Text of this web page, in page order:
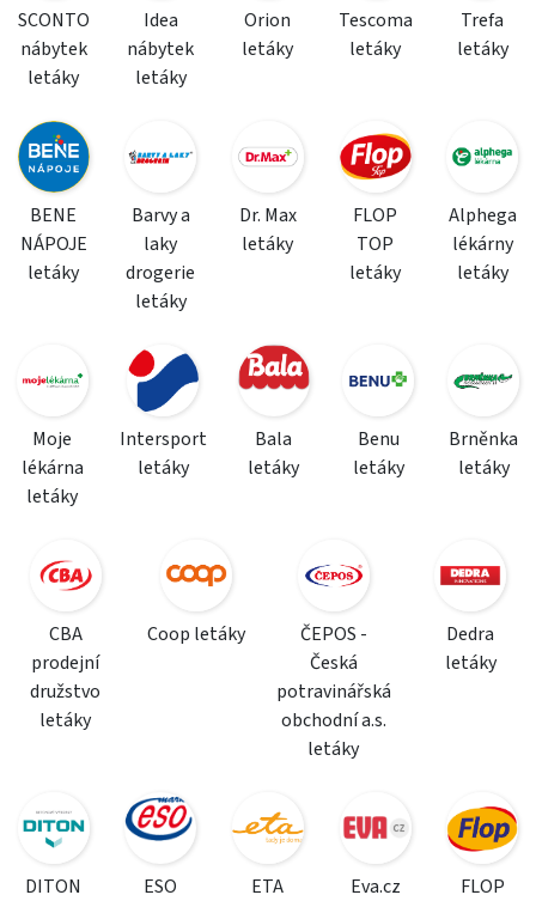
SCONTO
nábytek
letáky
Idea
nábytek
letáky
Orion
letáky
Tescoma
letáky
Trefa
letáky
BENE
NÁPOJE
letáky
Barvy a
laky
drogerie
letáky
Dr. Max
letáky
FLOP
TOP
letáky
Alphega
lékárny
letáky
Moje
lékárna
letáky
Intersport
letáky
Bala
letáky
Benu
letáky
Brněnka
letáky
CBA
prodejní
družstvo
letáky
Coop letáky
ČEPOS -
Česká
potravinářská
obchodní a.s.
letáky
Dedra
letáky
DITON
ESO
ETA
Eva.cz
FLOP